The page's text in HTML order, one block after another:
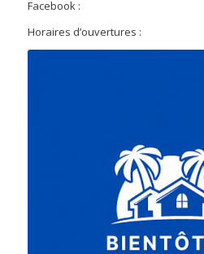
Facebook :
Horaires d’ouvertures :